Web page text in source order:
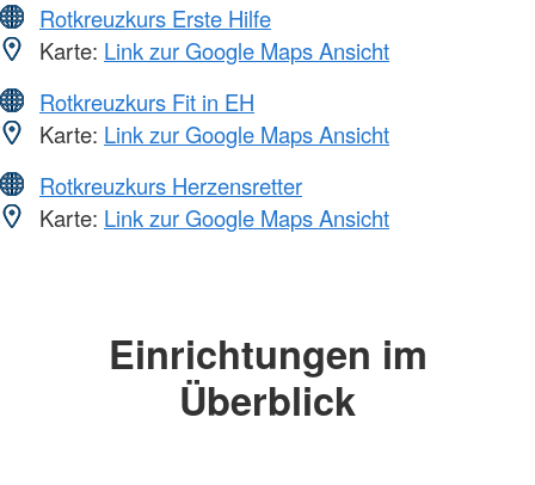
Rotkreuzkurs Erste Hilfe
Karte: Link zur Google Maps Ansicht
Rotkreuzkurs Fit in EH
Karte: Link zur Google Maps Ansicht
Rotkreuzkurs Herzensretter
Karte: Link zur Google Maps Ansicht
Einrichtungen im
Überblick